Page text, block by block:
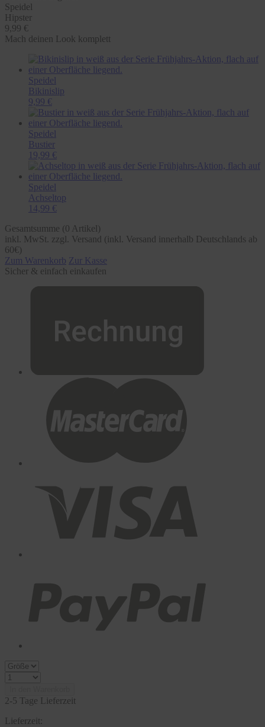
Speidel
Hipster
9,99 €
Mach deinen Look komplett
Speidel
Bikinislip
9,99 €
Speidel
Bustier
19,99 €
Speidel
Achseltop
14,99 €
Gesamtsumme (0 Artikel)
inkl. MwSt. zzgl. Versand (inkl. Versand innerhalb Deutschlands ab
60€)
Zum Warenkorb Zur Kasse
Sicher & einfach einkaufen
2-5 Tage Lieferzeit
Lieferzeit: